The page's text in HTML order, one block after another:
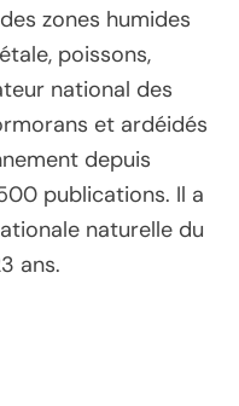
zones humides
poissons,
national des
et ardéidés
depuis
publications. Il a
naturelle du
ans.